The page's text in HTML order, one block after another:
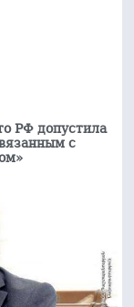
РФ допустила
с